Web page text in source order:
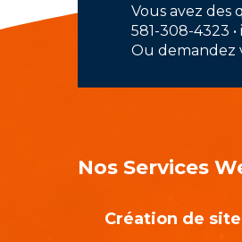
Vous avez des
581-308-4323
Ou demandez
Nos Services
Création de